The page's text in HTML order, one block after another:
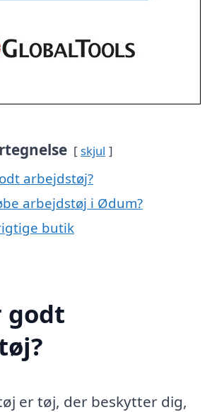
skjul
arbejdstøj?
arbejdstøj i Ødum?
butik
godt
er tøj, der beskytter dig,